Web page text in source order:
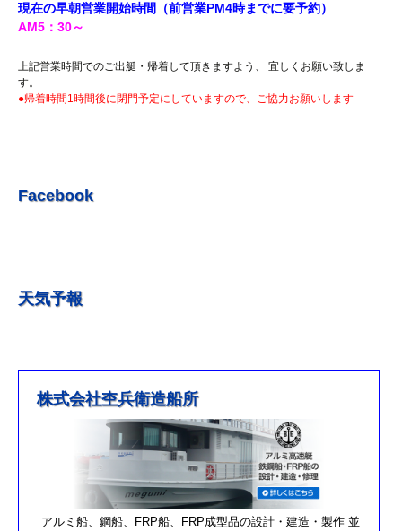
R5.7.16 釣果情報更新しました。
R5.7.3 釣果情報更新しました。
R5.5.20 釣果情報更新しました。
R5.3.25釣果情報更新しました。
R3/4/11釣果情報更新しました
R3/2/27果情報更新しました
R2/8/29果情報更新しました
営業時間を更新しました。
第17回オーナーズカップを更新しました。
現在の早朝営業開始時間（前営業PM4時までに要予約）
AM5 ：30～
上記営業時間でのご出艇・帰着して頂きますよう、 宜しくお願い致しま
す。
●帰着時間1時間後に閉門予定にしていますので、ご協力お願いします
Facebook
天気予報
株式会社杢兵衛造船所
アルミ船、鋼船、FRP船、FRP成型品の設計・建造・製作 並